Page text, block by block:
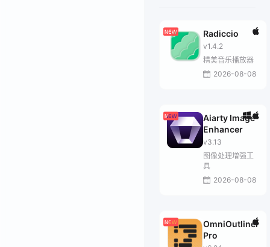
Radiccio
v1.4.2
精美音乐播放器
2026-08-08
Aiarty Image
Enhancer
v3.13
图像处理增强工
具
2026-08-08
OmniOutliner
Pro